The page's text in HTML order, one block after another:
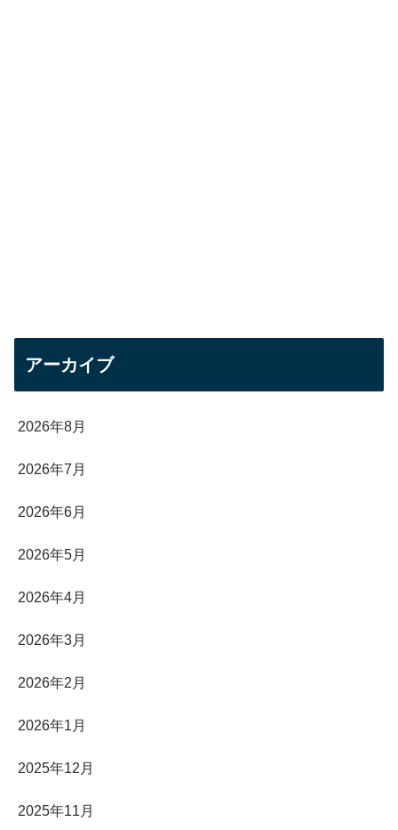
アーカイブ
2026年8月
2026年7月
2026年6月
2026年5月
2026年4月
2026年3月
2026年2月
2026年1月
2025年12月
2025年11月